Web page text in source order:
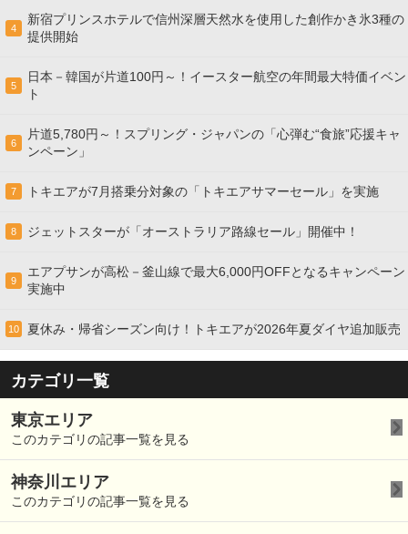
4
新宿プリンスホテルで信州深層天然水を使用した創作かき氷3種の
提供開始
5
日本－韓国が片道100円～！イースター航空の年間最大特価イベン
ト
6
片道5,780円～！スプリング・ジャパンの「心弾む“食旅”応援キャ
ンペーン」
7 トキエアが7月搭乗分対象の「トキエアサマーセール」を実施
8 ジェットスターが「オーストラリア路線セール」開催中！
9
エアプサンが高松－釜山線で最大6,000円OFFとなるキャンペーン
実施中
10 夏休み・帰省シーズン向け！トキエアが2026年夏ダイヤ追加販売
カテゴリ一覧
東京エリア
このカテゴリの記事一覧を見る
神奈川エリア
このカテゴリの記事一覧を見る